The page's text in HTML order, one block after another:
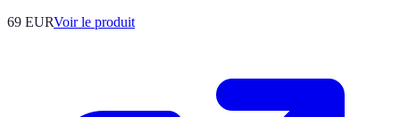
69 EURVoir le produit